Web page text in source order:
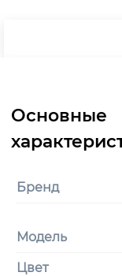
Бренд
Модель
Цвет